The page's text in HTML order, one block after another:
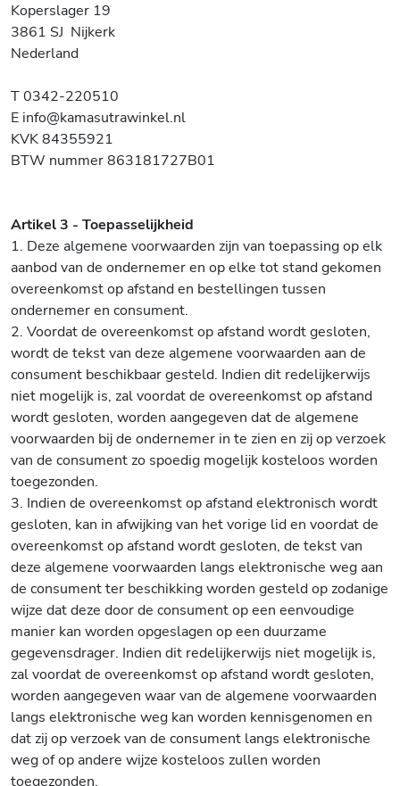
Koperslager 19
3861 SJ Nijkerk
Nederland
T 0342-220510
E info@kamasutrawinkel.nl
KVK 84355921
BTW nummer 863181727B01
Artikel 3 - Toepasselijkheid
1. Deze algemene voorwaarden zijn van toepassing op elk
aanbod van de ondernemer en op elke tot stand gekomen
overeenkomst op afstand en bestellingen tussen
ondernemer en consument.
2. Voordat de overeenkomst op afstand wordt gesloten,
wordt de tekst van deze algemene voorwaarden aan de
consument beschikbaar gesteld. Indien dit redelijkerwijs
niet mogelijk is, zal voordat de overeenkomst op afstand
wordt gesloten, worden aangegeven dat de algemene
voorwaarden bij de ondernemer in te zien en zij op verzoek
van de consument zo spoedig mogelijk kosteloos worden
toegezonden.
3. Indien de overeenkomst op afstand elektronisch wordt
gesloten, kan in afwijking van het vorige lid en voordat de
overeenkomst op afstand wordt gesloten, de tekst van
deze algemene voorwaarden langs elektronische weg aan
de consument ter beschikking worden gesteld op zodanige
wijze dat deze door de consument op een eenvoudige
manier kan worden opgeslagen op een duurzame
gegevensdrager. Indien dit redelijkerwijs niet mogelijk is,
zal voordat de overeenkomst op afstand wordt gesloten,
worden aangegeven waar van de algemene voorwaarden
langs elektronische weg kan worden kennisgenomen en
dat zij op verzoek van de consument langs elektronische
weg of op andere wijze kosteloos zullen worden
toegezonden.